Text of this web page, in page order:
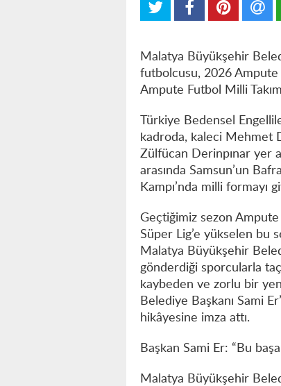
Malatya Büyükşehir
futbolcusu, 2026 Ampute
Ampute Futbol Milli
Türkiye Bedensel
kadroda, kaleci Mehmet
Zülfücan Derinpınar yer
arasında Samsun’un
Kampı’nda milli formayı
Geçtiğimiz sezon
Süper Lig’e yükselen bu
Malatya Büyükşehir
gönderdiği sporcularla
kaybeden ve zorlu bir
Belediye Başkanı Sami
hikâyesine imza attı.
Başkan Sami Er: “Bu
Malatya Büyükşehir